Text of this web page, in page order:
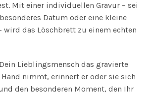
Mit einer individuellen Gravur – sei
Datum oder eine kleine
wird das Löschbrett zu einem echten
Lieblingsmensch das gravierte
nimmt, erinnert er oder sie sich
den besonderen Moment, den Ihr